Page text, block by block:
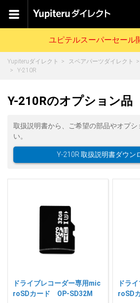
カテゴリで
キャン
ペーン
関連
サービス
WEB限定モデル
ダイレクト
駐車監視機能 標準
大口注文はこちら
GPSデータ更新のお申込
ユピテル公式サイトは
開催中のキャン
【8/17(月) 7:59ま
お買い物ガ
各種ご利用方法はこ
よくあるご質
お問い合わせ前のご確認
お問い合わ
各種お問い合わせは
ドライブレコーダーを比較して探す
ログインする
会員価格やポイントを利用して
新規会員登録を
ユピテルスーパーセール
Yupiteruダイレクト スペアパーツダイレクト
Y-210R
Y-210Rのオプション品
取扱説明書から、ご希望の部品やオプシ
い。
Y-210R 取扱説明書ダウン
ドライブレコーダー専用mic
roSDカード OP-SD32M
ドラ
roSD